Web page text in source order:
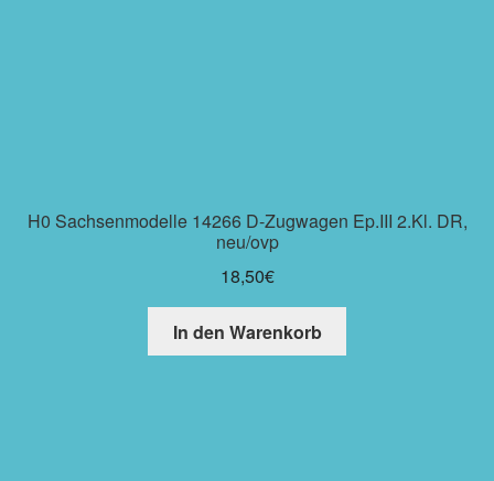
H0 Sachsenmodelle 14266 D-Zugwagen Ep.III 2.Kl. DR,
neu/ovp
18,50€
In den Warenkorb